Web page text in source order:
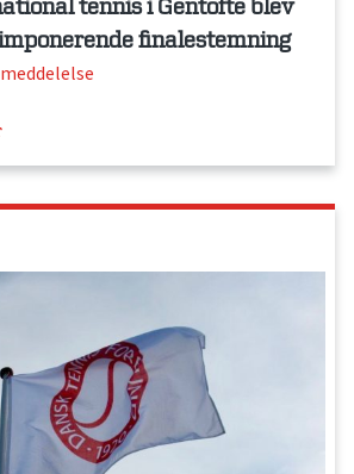
tennis i Gentofte blev
finalestemning